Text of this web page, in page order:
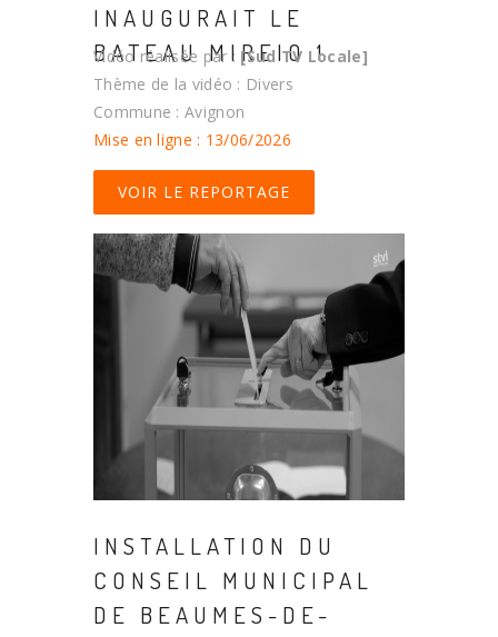
INAUGURAIT LE
BATEAU MIREIO 1
Vidéo réalisée par : [Sud TV Locale]
Thème de la vidéo : Divers
Commune : Avignon
Mise en ligne : 13/06/2026
VOIR LE REPORTAGE
INSTALLATION DU
CONSEIL MUNICIPAL
DE BEAUMES-DE-